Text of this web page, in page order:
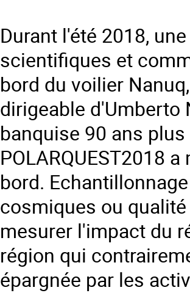
Durant l'été 2018,
scientifiques et
bord du voilier
dirigeable d'Umberto
banquise 90 ans
POLARQUEST2018
bord.
cosmiques ou
mesurer l'impact du
région qui
épargnée par les